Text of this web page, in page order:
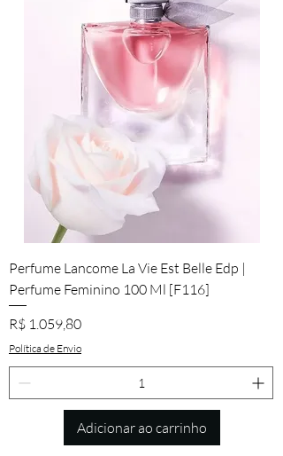
Perfume Lancome La Vie Est Belle Edp |
Perfume Feminino 100 Ml [F116]
Preço
R$ 1.059,80
Política de Envio
Adicionar ao carrinho